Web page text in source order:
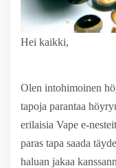
Hei kaikki,
Olen intohimoinen
tapoja parantaa
erilaisia ​​Vape e-
paras tapa saada
haluan jakaa